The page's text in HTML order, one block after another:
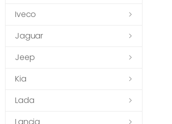
Iveco
Jaguar
Jeep
Kia
Lada
Lancia